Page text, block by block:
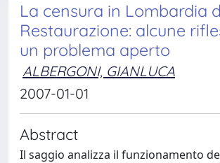
La censura in Lombardia
Restaurazione: alcune
un problema aperto
ALBERGONI, GIANLUCA
2007-01-01
Abstract
Il saggio analizza il funzionamento